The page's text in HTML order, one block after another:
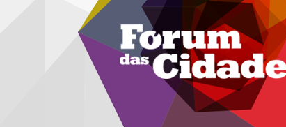
Passar para o conteúdo principalMenu secundário